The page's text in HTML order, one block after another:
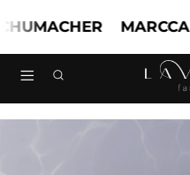
MARCCAIN